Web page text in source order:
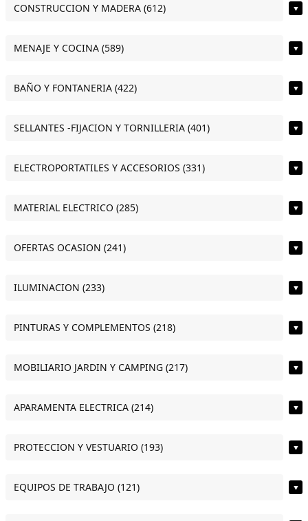
CONSTRUCCION Y MADERA (612) ▼
MENAJE Y COCINA (589) ▼
BAÑO Y FONTANERIA (422) ▼
SELLANTES -FIJACION Y TORNILLERIA (401) ▼
ELECTROPORTATILES Y ACCESORIOS (331) ▼
MATERIAL ELECTRICO (285) ▼
OFERTAS OCASION (241) ▼
ILUMINACION (233) ▼
PINTURAS Y COMPLEMENTOS (218) ▼
MOBILIARIO JARDIN Y CAMPING (217) ▼
APARAMENTA ELECTRICA (214) ▼
PROTECCION Y VESTUARIO (193) ▼
EQUIPOS DE TRABAJO (121) ▼